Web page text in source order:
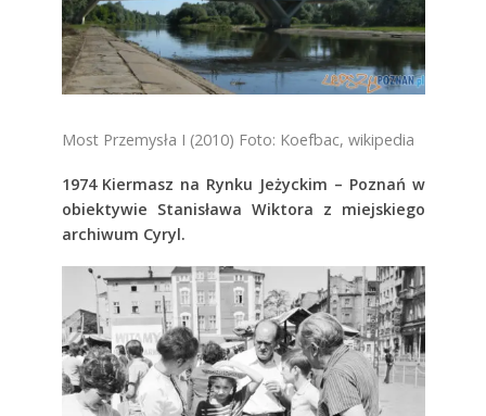
Most Przemysła I (2010) Foto: Koefbac, wikipedia
1974 Kiermasz na Rynku Jeżyckim – Poznań w
obiektywie Stanisława Wiktora z miejskiego
archiwum Cyryl.